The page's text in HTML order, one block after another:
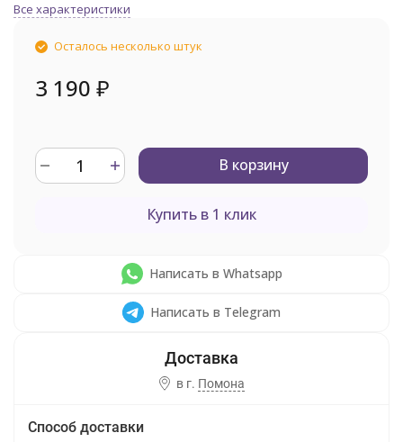
Все характеристики
Осталось несколько штук
3 190 ₽
В корзину
Купить в 1 клик
Написать в Whatsapp
Написать в Telegram
в г. Помона
Способ доставки